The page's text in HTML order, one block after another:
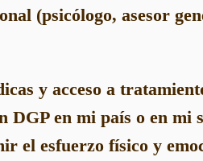
(psicólogo, asesor
y acceso a
DGP en mi país o en mi
el esfuerzo físico y